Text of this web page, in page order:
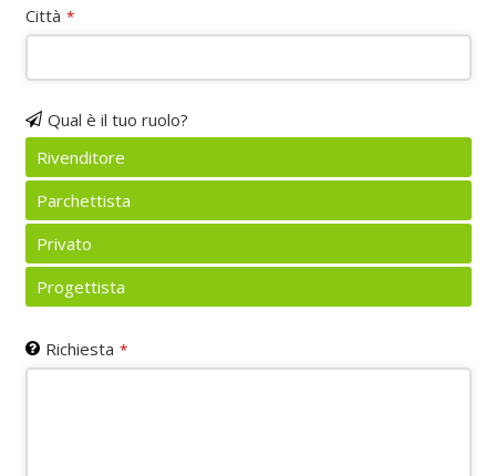
Città *
Qual è il tuo ruolo?
Rivenditore
Parchettista
Privato
Progettista
Richiesta *